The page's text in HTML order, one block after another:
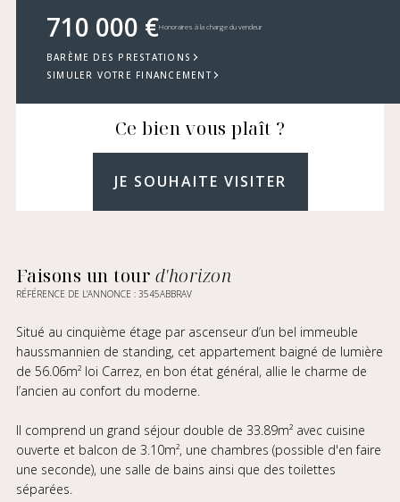
710 000 €Honoraires à la charge du vendeur
BARÈME DES PRESTATIONS
SIMULER VOTRE FINANCEMENT
Ce bien vous plaît ?
JE SOUHAITE VISITER
Faisons un tour d'horizon
RÉFÉRENCE DE L’ANNONCE : 3545ABBRAV
Situé au cinquième étage par ascenseur d’un bel immeuble
haussmannien de standing, cet appartement baigné de lumière
de 56.06m² loi Carrez, en bon état général, allie le charme de
l’ancien au confort du moderne.
Il comprend un grand séjour double de 33.89m² avec cuisine
ouverte et balcon de 3.10m², une chambres (possible d'en faire
une seconde), une salle de bains ainsi que des toilettes
séparées.